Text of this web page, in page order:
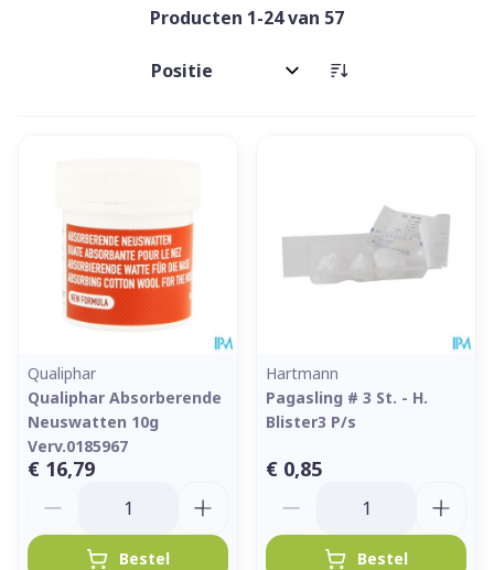
Producten 1-24van 57
Sorteer op:
Qualiphar
Qualiphar Absorberende
Neuswatten 10g
Verv.0185967
€ 16,79
Bestel
Hartmann
Pagasling # 3 St. - H.
Blister3 P/s
€ 0,85
Bestel